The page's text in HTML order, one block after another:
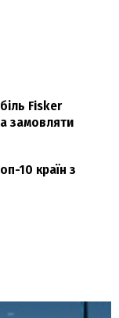
Fisker
замовляти
10 країн з